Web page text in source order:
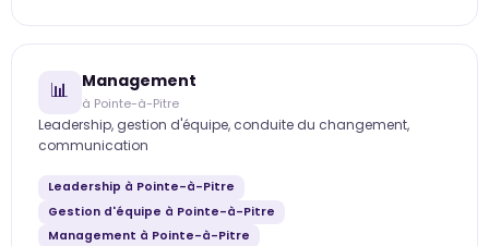
📊 Management
à Pointe-à-Pitre
Leadership, gestion d'équipe, conduite du changement,
communication
Leadership à Pointe-à-Pitre
Gestion d'équipe à Pointe-à-Pitre
Management à Pointe-à-Pitre